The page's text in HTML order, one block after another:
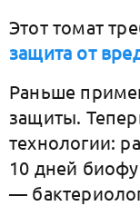
Этот томат
защита от
Раньше
защиты.
технологии:
10 дней
—